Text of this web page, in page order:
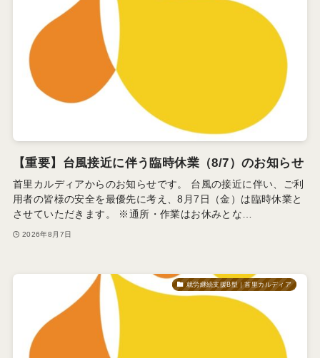
【重要】台風接近に伴う臨時休業（8/7）のお知らせ
首里カルディアからのお知らせです。 台風の接近に伴い、ご利
用者の皆様の安全を最優先に考え、8月7日（金）は臨時休業と
させていただきます。 ※通所・作業はお休みとな…
2026年8月7日
就労継続支援B型｜首里カルディア